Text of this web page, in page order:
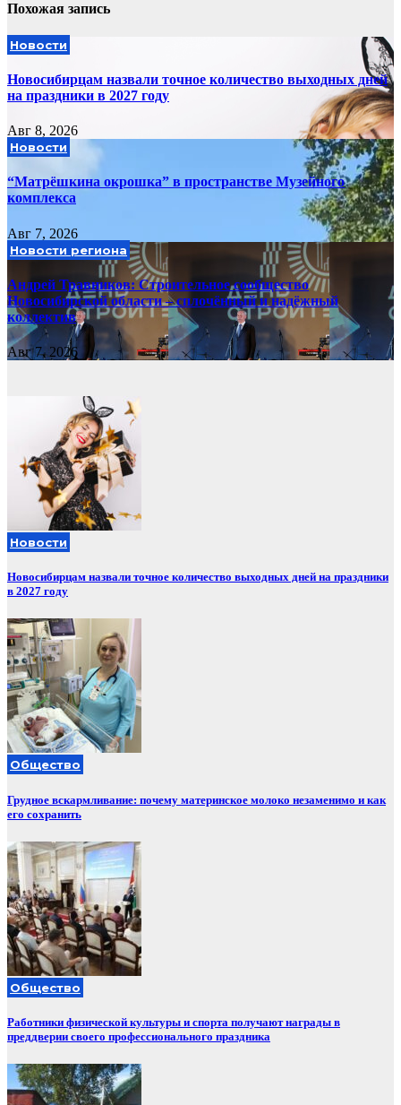
Похожая запись
Новости
Новосибирцам назвали точное количество выходных дней
на праздники в 2027 году
Авг 8, 2026
Новости
“Матрёшкина окрошка” в пространстве Музейного
комплекса
Авг 7, 2026
Новости региона
Андрей Травников: Строительное сообщество
Новосибирской области – сплочённый и надёжный
коллектив
Авг 7, 2026
Новости
Новосибирцам назвали точное количество выходных дней на праздники
в 2027 году
Общество
Грудное вскармливание: почему материнское молоко незаменимо и как
его сохранить
Общество
Работники физической культуры и спорта получают награды в
преддверии своего профессионального праздника